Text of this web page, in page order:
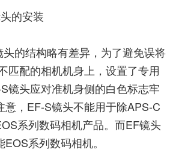
的安装
的结构略有差异，为了避免误将
匹配的相机机身上，设置了专用
镜头应对准机身侧的白色标志牢
意，EF-S镜头不能用于除APS-C
系列数码相机产品。而EF镜头
系列数码相机。